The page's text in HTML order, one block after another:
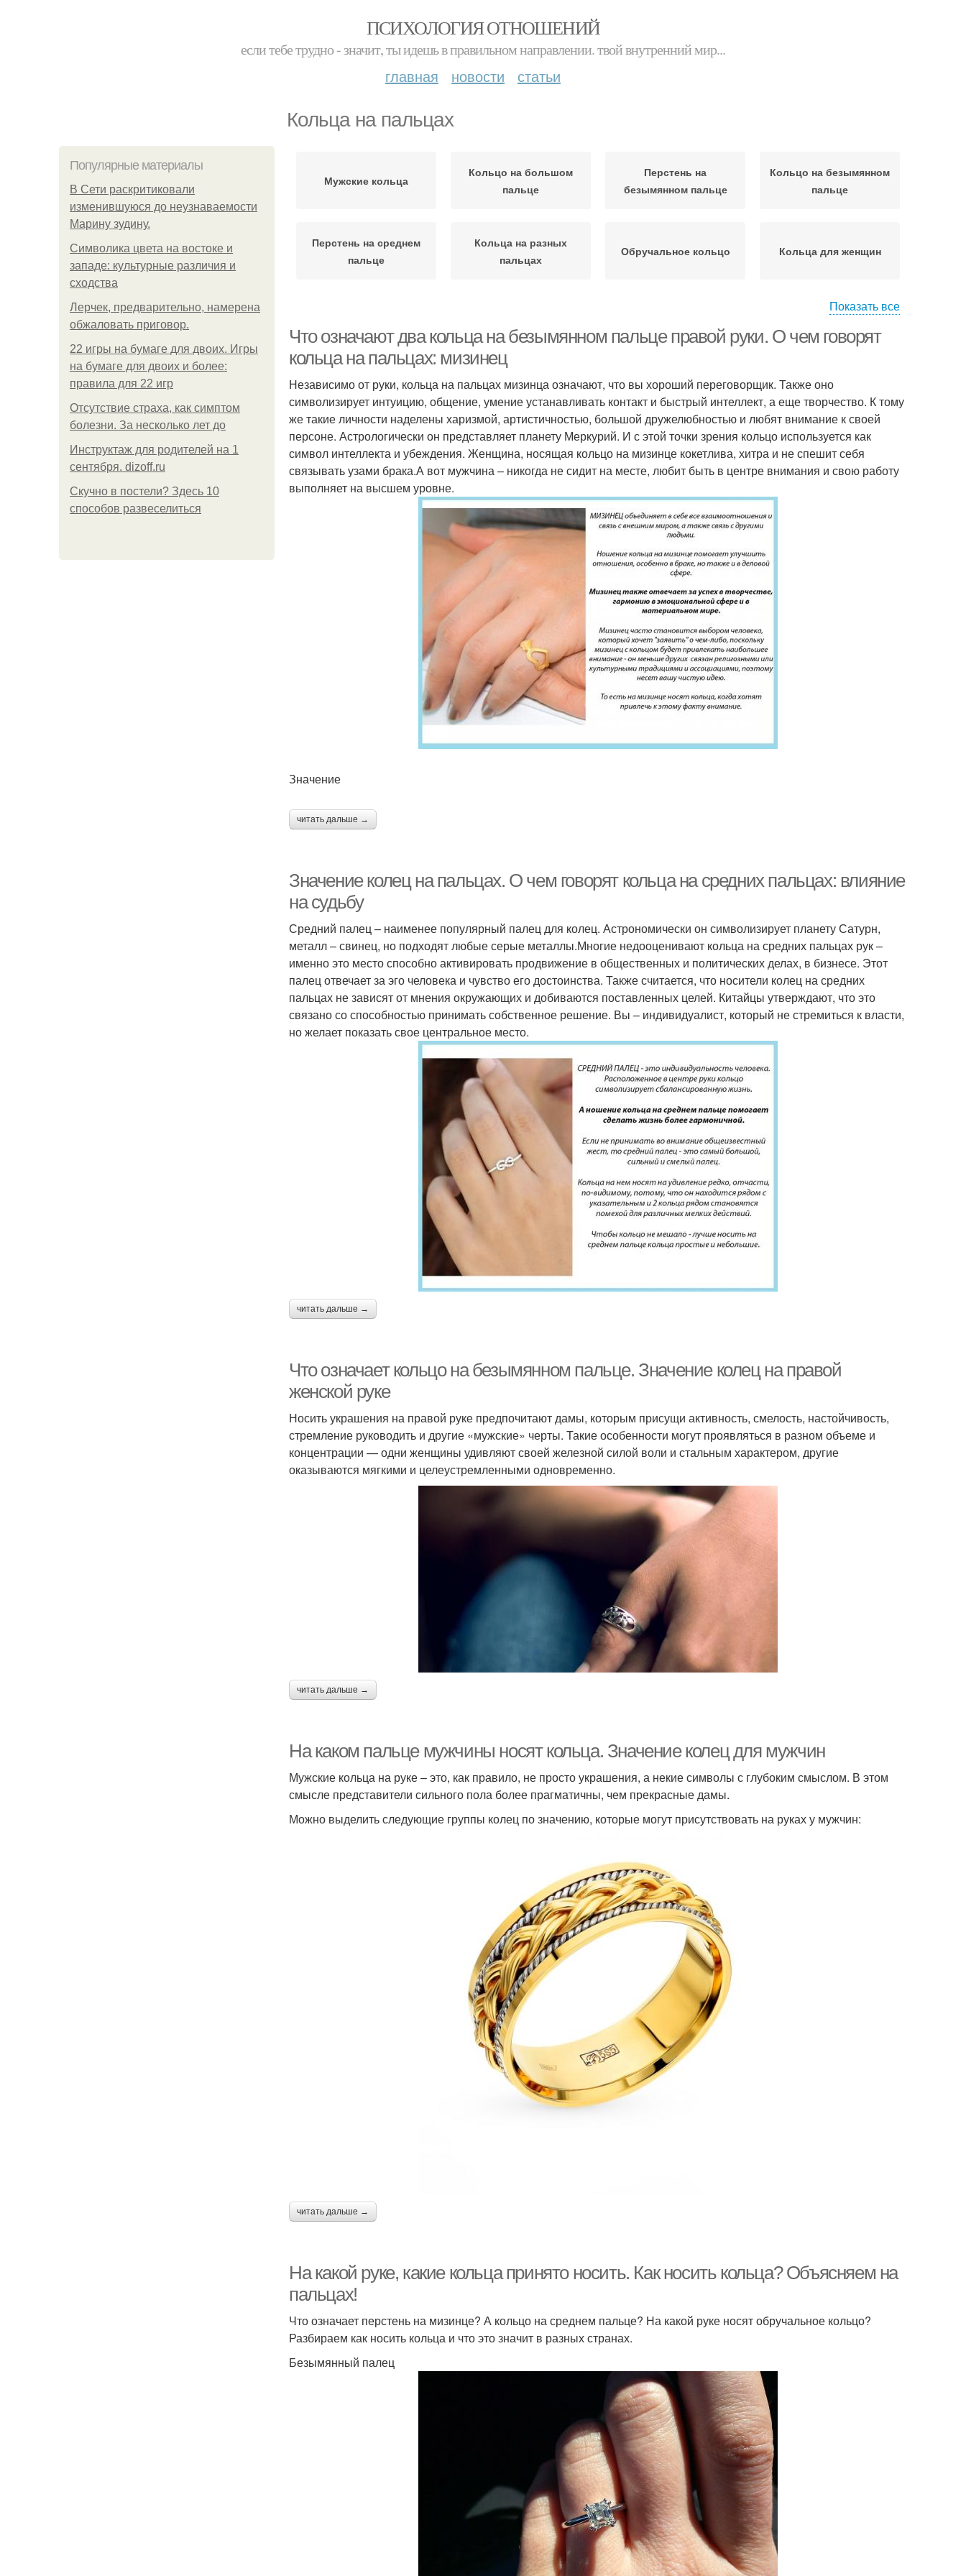
ПСИХОЛОГИЯ ОТНОШЕНИЙ
если тебе трудно - значит, ты идешь в правильном направлении. твой внутренний мир...
главная новости статьи
Кольца на пальцах
Популярные материалы
В Сети раскритиковали
изменившуюся до неузнаваемости
Марину зудину.
Символика цвета на востоке и
западе: культурные различия и
сходства
Лерчек, предварительно, намерена
обжаловать приговор.
22 игры на бумаге для двоих. Игры
на бумаге для двоих и более:
правила для 22 игр
Отсутствие страха, как симптом
болезни. За несколько лет до
Инструктаж для родителей на 1
сентября. dizoff.ru
Скучно в постели? Здесь 10
способов развеселиться
Мужские кольца
Кольцо на большом
пальце
Перстень на
безымянном пальце
Кольцо на безымянном
пальце
Перстень на среднем
пальце
Кольца на разных
пальцах
Обручальное кольцо Кольца для женщин
Кольца в разных
странах
Золотое кольцо Кольца в исламе
Кольцо на
указательном пальце
Кольцо на среднем
пальце
Мужчины на разных
пальцах
Серебряное кольцо Средний палец Кольцо до свадьбы
Рука на безымянном
пальце
Кольца на безымянном
пальце
Кольца на указательном
пальце
Кольцо на
определённом пальце
Кольцо на правой руке
Кольца на безымянных
пальцах
Кольца на руках Кольца на правой руке
Кольца на левой
определенных пальцах
Показать все
Что означают два кольца на безымянном пальце правой руки. О чем говорят
кольца на пальцах: мизинец
Независимо от руки, кольца на пальцах мизинца означают, что вы хороший переговорщик. Также оно
символизирует интуицию, общение, умение устанавливать контакт и быстрый интеллект, а еще творчество. К тому
же такие личности наделены харизмой, артистичностью, большой дружелюбностью и любят внимание к своей
персоне. Астрологически он представляет планету Меркурий. И с этой точки зрения кольцо используется как
символ интеллекта и убеждения. Женщина, носящая кольцо на мизинце кокетлива, хитра и не спешит себя
связывать узами брака.А вот мужчина – никогда не сидит на месте, любит быть в центре внимания и свою работу
выполняет на высшем уровне.
Значение
читать дальше →
Значение колец на пальцах. О чем говорят кольца на средних пальцах: влияние
на судьбу
Средний палец – наименее популярный палец для колец. Астрономически он символизирует планету Сатурн,
металл – свинец, но подходят любые серые металлы.Многие недооценивают кольца на средних пальцах рук –
именно это место способно активировать продвижение в общественных и политических делах, в бизнесе. Этот
палец отвечает за эго человека и чувство его достоинства. Также считается, что носители колец на средних
пальцах не зависят от мнения окружающих и добиваются поставленных целей. Китайцы утверждают, что это
связано со способностью принимать собственное решение. Вы – индивидуалист, который не стремиться к власти,
но желает показать свое центральное место.
читать дальше →
Что означает кольцо на безымянном пальце. Значение колец на правой
женской руке
Носить украшения на правой руке предпочитают дамы, которым присущи активность, смелость, настойчивость,
стремление руководить и другие «мужские» черты. Такие особенности могут проявляться в разном объеме и
концентрации — одни женщины удивляют своей железной силой воли и стальным характером, другие
оказываются мягкими и целеустремленными одновременно.
читать дальше →
На каком пальце мужчины носят кольца. Значение колец для мужчин
Мужские кольца на руке – это, как правило, не просто украшения, а некие символы с глубоким смыслом. В этом
смысле представители сильного пола более прагматичны, чем прекрасные дамы.
Можно выделить следующие группы колец по значению, которые могут присутствовать на руках у мужчин:
читать дальше →
На какой руке, какие кольца принято носить. Как носить кольца? Объясняем на
пальцах!
Что означает перстень на мизинце? А кольцо на среднем пальце? На какой руке носят обручальное кольцо?
Разбираем как носить кольца и что это значит в разных странах.
Безымянный палец